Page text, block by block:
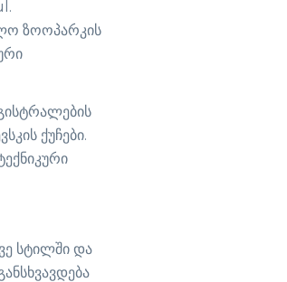
ზოოპარკის
ქუჩები.
სტილში და